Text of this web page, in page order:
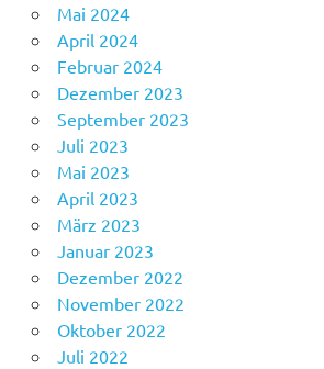
Mai 2024
April 2024
Februar 2024
Dezember 2023
September 2023
Juli 2023
Mai 2023
April 2023
März 2023
Januar 2023
Dezember 2022
November 2022
Oktober 2022
Juli 2022